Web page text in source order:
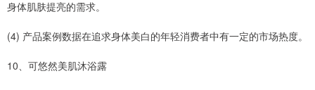
身体肌肤提亮的需求。
(4) 产品案例数据在追求身体美白的年轻消费者中有一定的市场热度。
10、可悠然美肌沐浴露